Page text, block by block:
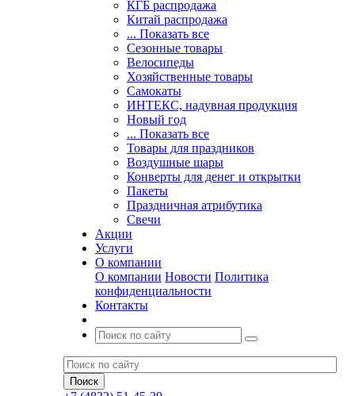
КГБ распродажа
Китай распродажа
... Показать все
Сезонные товары
Велосипеды
Хозяйственные товары
Самокаты
ИНТЕКС, надувная продукция
Новый год
... Показать все
Товары для праздников
Воздушные шары
Конверты для денег и открытки
Пакеты
Праздничная атрибутика
Свечи
Акции
Услуги
О компании
О компании Новости Политика
конфиденциальности
Контакты